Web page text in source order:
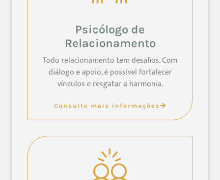
Psicólogo de
Relacionamento
Todo relacionamento tem desafios. Com
diálogo e apoio, é possível fortalecer
vínculos e resgatar a harmonia.
Consulte mais informações